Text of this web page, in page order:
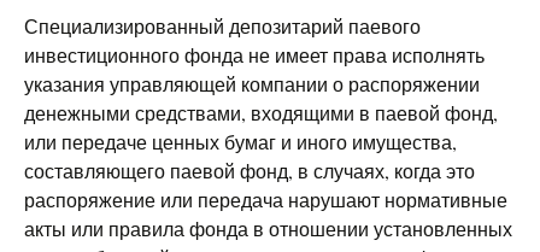
Специализированный депозитарий паевого
инвестиционного фонда не имеет права исполнять
указания управляющей компании о распоряжении
денежными средствами, входящими в паевой фонд,
или передаче ценных бумаг и иного имущества,
составляющего паевой фонд, в случаях, когда это
распоряжение или передача нарушают нормативные
акты или правила фонда в отношении установленных